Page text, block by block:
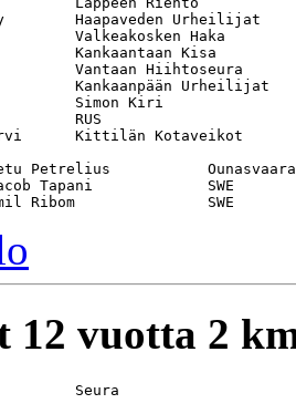
Haapaveden Urheilijat
Valkeakosken Haka
Kankaantaan Kisa
Vantaan Hiihtoseura
Kankaanpään
Simon Kiri
RUS
Kittilän Kotaveikot
Petrelius
Tapani             SWE
12 vuotta 2
Seura